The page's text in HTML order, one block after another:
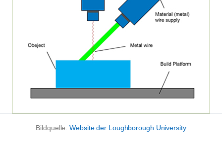
Bildquelle:Website der Loughborough University